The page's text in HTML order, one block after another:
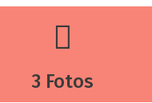
3 Fotos